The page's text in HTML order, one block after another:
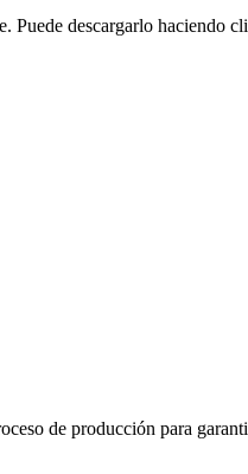
Puede descargarlo haciendo
de producción para